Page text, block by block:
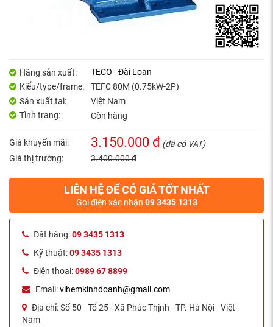
Hãng sản xuất:
TECO - Đài Loan
Kiểu/type/frame:
TEFC 80M (0.75kW-2P)
Sản xuất tại:
Việt Nam
Tình trạng:
Còn hàng
Giá khuyến mãi: 3.150.000 đ (đã có VAT)
Giá thị trường:
3.400.000 đ
LIÊN HỆ ĐỂ CÓ GIÁ TỐT NHẤT
Gọi điện xác nhận 09 3435 1313
Đặt hàng:09 3435 1313
Kỹ thuật:09 3435 1313
Điện thoai:0989 67 8899
Email:vihemkinhdoanh@gmail.com
Địa chỉ:Số 50 - Tổ 25 - Xã Phúc Thịnh - TP. Hà Nội - Việt
Nam